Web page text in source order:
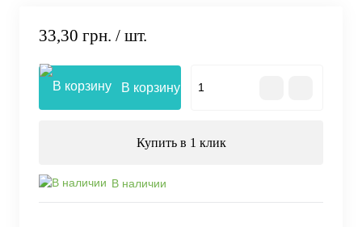
33,30 грн. / шт.
В корзину
Купить в 1 клик
В наличии